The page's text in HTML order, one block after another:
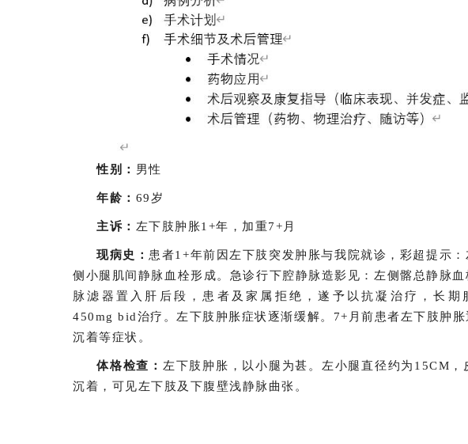
性别： 男性
年龄： 69岁
主诉： 左下肢肿胀1+年，加重7+月
现病史： 患者1+年前因左下肢突发肿胀与我院就诊，彩超提示
侧小腿肌间静脉血栓形成。急诊行下腔静脉造影见：左侧髂总静脉
脉滤器置入肝后段，患者及家属拒绝，遂予以抗凝治疗，长期
450mg bid治疗。左下肢肿胀症状逐渐缓解。7+月前患者左下肢肿
沉着等症状。
体格检查： 左下肢肿胀，以小腿为甚。左小腿直径约为15CM
沉着，可见左下肢及下腹壁浅静脉曲张。